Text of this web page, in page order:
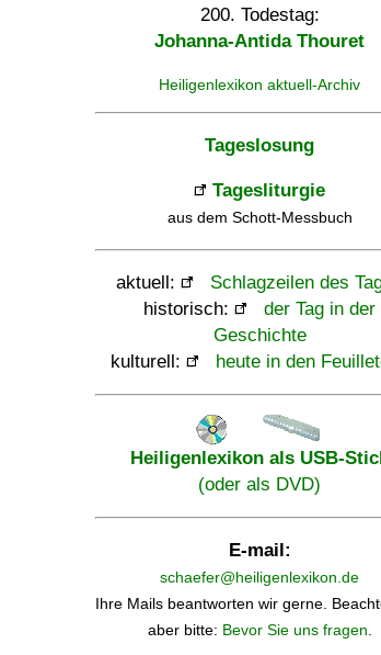
200. Todestag:
Johanna-Antida Thouret
Heiligenlexikon aktuell-Archiv
Tageslosung
Tagesliturgie
aus dem Schott-Messbuch
aktuell:
Schlagzeilen des
historisch:
der Tag in der
Geschichte
kulturell:
heute in den
Heiligenlexikon als USB-
(oder als DVD)
E-mail:
schaefer@heiligenlexikon.de
Ihre Mails beantworten wir gerne.
aber bitte: Bevor Sie uns fragen.